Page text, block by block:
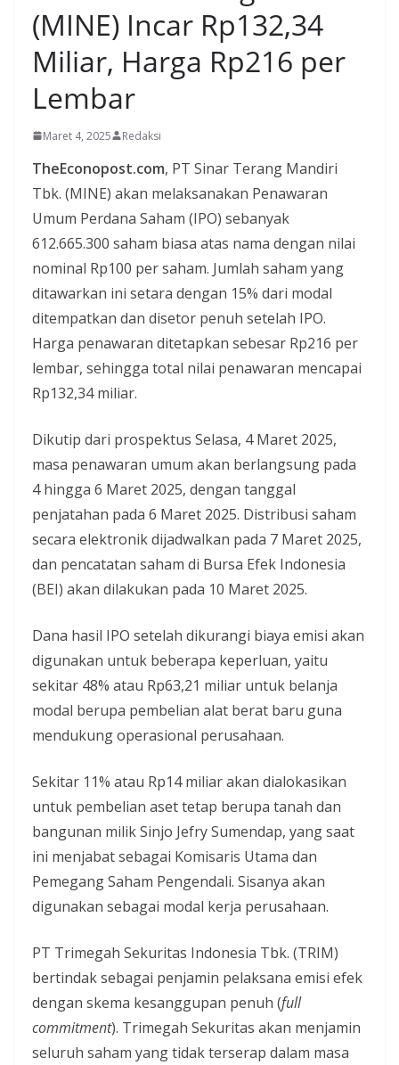
(MINE) Incar Rp132,34
Miliar, Harga Rp216 per
Lembar
Maret 4, 2025 Redaksi
TheEconopost.com, PT Sinar Terang Mandiri
Tbk. (MINE) akan melaksanakan Penawaran
Umum Perdana Saham (IPO) sebanyak
612.665.300 saham biasa atas nama dengan nilai
nominal Rp100 per saham. Jumlah saham yang
ditawarkan ini setara dengan 15% dari modal
ditempatkan dan disetor penuh setelah IPO.
Harga penawaran ditetapkan sebesar Rp216 per
lembar, sehingga total nilai penawaran mencapai
Rp132,34 miliar.
Dikutip dari prospektus Selasa, 4 Maret 2025,
masa penawaran umum akan berlangsung pada
4 hingga 6 Maret 2025, dengan tanggal
penjatahan pada 6 Maret 2025. Distribusi saham
secara elektronik dijadwalkan pada 7 Maret 2025,
dan pencatatan saham di Bursa Efek Indonesia
(BEI) akan dilakukan pada 10 Maret 2025.
Dana hasil IPO setelah dikurangi biaya emisi akan
digunakan untuk beberapa keperluan, yaitu
sekitar 48% atau Rp63,21 miliar untuk belanja
modal berupa pembelian alat berat baru guna
mendukung operasional perusahaan.
Sekitar 11% atau Rp14 miliar akan dialokasikan
untuk pembelian aset tetap berupa tanah dan
bangunan milik Sinjo Jefry Sumendap, yang saat
ini menjabat sebagai Komisaris Utama dan
Pemegang Saham Pengendali. Sisanya akan
digunakan sebagai modal kerja perusahaan.
PT Trimegah Sekuritas Indonesia Tbk. (TRIM)
bertindak sebagai penjamin pelaksana emisi efek
dengan skema kesanggupan penuh (full
commitment). Trimegah Sekuritas akan menjamin
seluruh saham yang tidak terserap dalam masa